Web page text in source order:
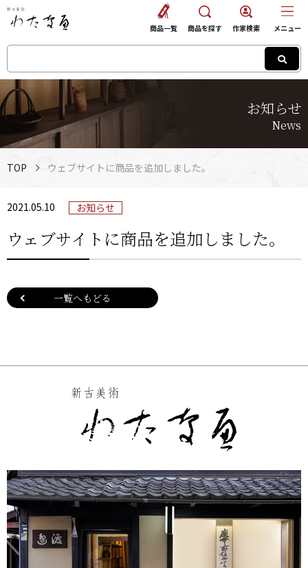
お知らせ
News
商品一覧 商品を探す 作家検索 メニュー
TOP ウェブサイトに商品を追加しました。
2021.05.10 お知らせ
ウェブサイトに商品を追加しました。
一覧へもどる